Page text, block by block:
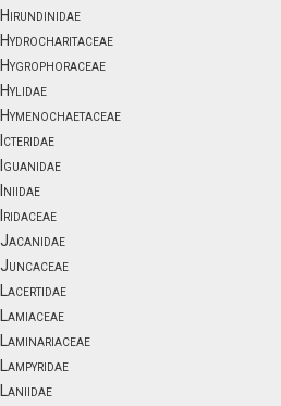
Hirundinidae
Hydrocharitaceae
Hygrophoraceae
Hylidae
Hymenochaetaceae
Icteridae
Iguanidae
Iniidae
Iridaceae
Jacanidae
Juncaceae
Lacertidae
Lamiaceae
Laminariaceae
Lampyridae
Laniidae